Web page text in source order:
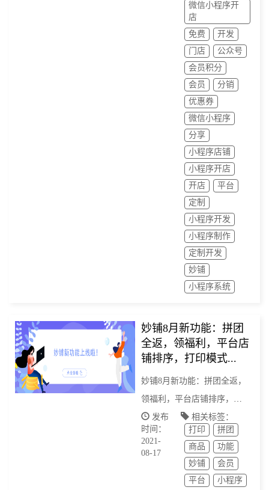
微信小程序开
店
免费
开发
门店
公众号
会员积分
会员
分销
优惠券
微信小程序
分享
小程序店铺
小程序开店
开店
平台
定制
小程序开发
小程序制作
定制开发
妙铺
小程序系统
妙铺8月新功能：拼团
全返，领福利，平台店
铺排序，打印模式...
妙铺8月新功能：拼团全返，
领福利，平台店铺排序，打
印模式...
发布
时间：
2021-
08-17
相关标签：
打印
拼团
商品
功能
妙铺
会员
平台
小程序